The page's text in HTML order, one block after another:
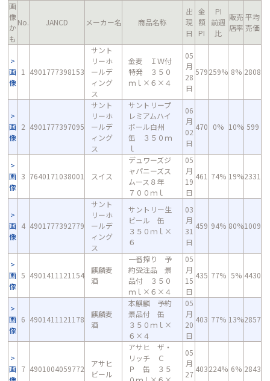
画
像
か
も
No. JANCD メーカー名 商品名称
出
現
日
金
額
PI
PI
前週
比
販売
店率
平均
売価
画
像
1 4901777398153
サント
リーホ
ールデ
ィング
ス
金麦 ＩＷ付
特発 ３５０
ｍｌ×６×４
05
月
28
日
579259% 8% 2808
画
像
2 4901777397095
サント
リーホ
ールデ
ィング
ス
サントリープ
レミアムハイ
ボール白州
缶 ３５０ｍ
ｌ
06
月
02
日
470 0% 10% 599
画
像
3 7640171038001 スイス
デュワーズジ
ャパニーズス
ムース８年
７００ｍｌ
05
月
19
日
461 74% 19%2331
画
像
4 4901777392779
サント
リーホ
ールデ
ィング
ス
サントリー生
ビール 缶
３５０ｍｌ×
６
03
月
31
日
459 94% 80%1009
画
像
5 4901411121154
麒麟麦
酒
一番搾り 予
約受注品 景
品付 ３５０
ｍｌ×６×４
05
月
15
日
435 77% 5% 4430
画
像
6 4901411121178
麒麟麦
酒
本麒麟 予約
景品付 缶
３５０ｍｌ×
６×４
05
月
20
日
403 77% 13%2857
画 7 4901004059772
アサヒ
ビール
アサヒ ザ・
リッチ Ｃ
Ｐ 缶 ３５
05
月
27
403224% 6% 2843